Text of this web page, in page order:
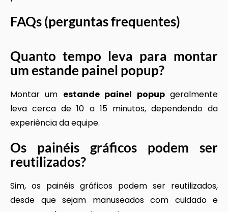
FAQs (perguntas frequentes)
Quanto tempo leva para montar
umestande painel popup?
Montar um estande painel popupgeralmente
leva cerca de 10 a 15 minutos, dependendo da
experiência da equipe.
Os painéis gráficos podem ser
reutilizados?
Sim, os painéis gráficos podem ser reutilizados,
desde que sejam manuseados com cuidado e